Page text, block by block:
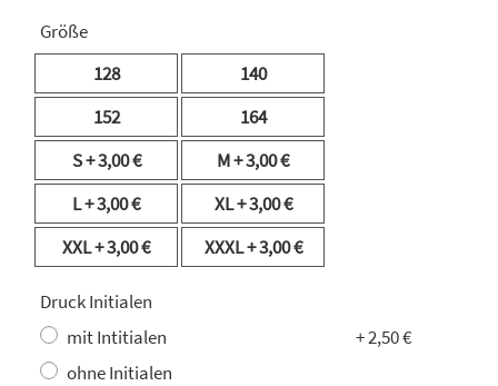
Größe
128
140
152
164
S+ 3,00 € M+ 3,00 €
L+ 3,00 € XL+ 3,00 €
XXL+ 3,00 € XXXL+ 3,00 €
Druck Initialen
mit Intitialen
+ 2,50 €
ohne Initialen